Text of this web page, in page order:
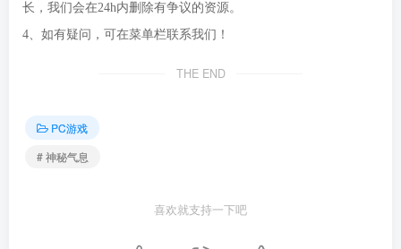
长，我们会在24h内删除有争议的资源。
4、如有疑问，可在菜单栏联系我们！
THE END
PC游戏
# 神秘气息
喜欢就支持一下吧